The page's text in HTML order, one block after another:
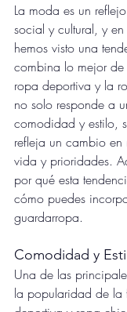
La moda es un
social y cultural, y
hemos visto una
combina lo mejor
ropa deportiva y la
no solo responde a
comodidad y estilo,
refleja un cambio en
vida y prioridades.
por qué esta
cómo puedes
guardarropa.
Comodidad y
Una de las
la popularidad de la